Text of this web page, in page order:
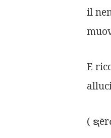
il
E
( ຊēr